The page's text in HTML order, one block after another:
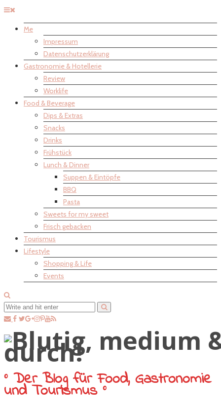
Me
Impressum
Datenschutzerklärung
Gastronomie & Hotellerie
Review
Worklife
Food & Beverage
Dips & Extras
Snacks
Drinks
Frühstück
Lunch & Dinner
Suppen & Eintöpfe
BBQ
Pasta
Sweets for my sweet
Frisch gebacken
Tourismus
Lifestyle
Shopping & Life
Events
° Der Blog für Food, Gastronomie
und Tourismus °